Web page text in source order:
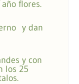
flores.
y dan
y con
los 25